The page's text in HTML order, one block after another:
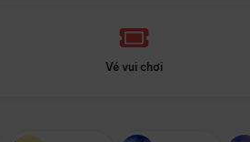
Vé vui chơi